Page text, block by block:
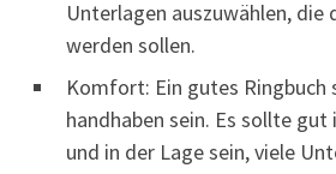
Unterlagen auszuwählen,
werden sollen.
Komfort: Ein gutes Ringbuch
handhaben sein. Es sollte gut
und in der Lage sein, viele